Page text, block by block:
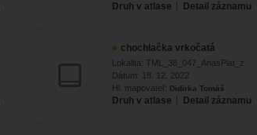
Druh v atlase | Detail záznamu
chochlačka vrkočatá
Lokalita: TML_38_047_AnasPlat_z
Dátum: 18. 12. 2022
Hl. mapovateľ: Didirka Tomáš
Druh v atlase | Detail záznamu